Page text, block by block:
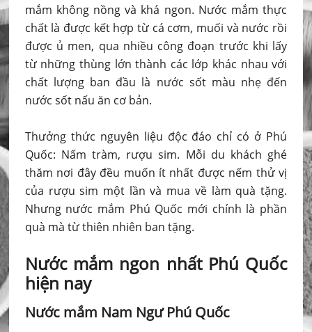
mắm không nồng và khá ngon. Nước mắm thực
chất là được kết hợp từ cá cơm, muối và nước rồi
được ủ men, qua nhiều công đoạn trước khi lấy
từ những thùng lớn thành các lớp khác nhau với
chất lượng ban đầu là nước sốt màu nhẹ đến
nước sốt nấu ăn cơ bản.
Thưởng thức nguyên liệu độc đáo chỉ có ở Phú
Quốc: Nấm tràm, rượu sim. Mỗi du khách ghé
thăm nơi đây đều muốn ít nhất được nếm thử vị
của rượu sim một lần và mua về làm quà tặng.
Nhưng nước mắm Phú Quốc mới chính là phần
quà mà từ thiên nhiên ban tặng.
Nước mắm ngon nhất Phú Quốc
hiện nay
Nước mắm Nam Ngư Phú Quốc